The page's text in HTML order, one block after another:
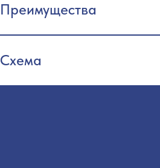
Преимущества
Схема